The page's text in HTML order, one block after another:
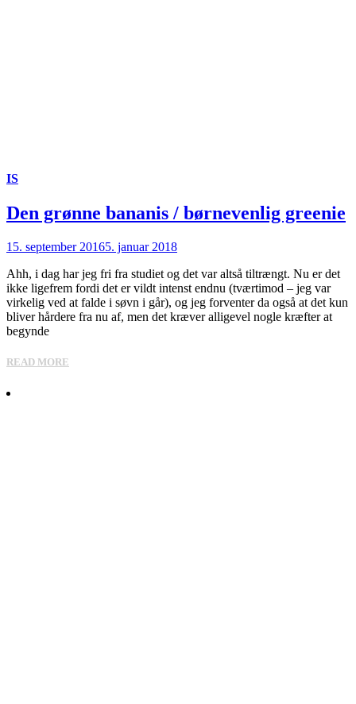
IS
Den grønne bananis / børnevenlig greenie
15. september 20165. januar 2018
Ahh, i dag har jeg fri fra studiet og det var altså tiltrængt. Nu er det
ikke ligefrem fordi det er vildt intenst endnu (tværtimod – jeg var
virkelig ved at falde i søvn i går), og jeg forventer da også at det kun
bliver hårdere fra nu af, men det kræver alligevel nogle kræfter at
begynde
READ MORE